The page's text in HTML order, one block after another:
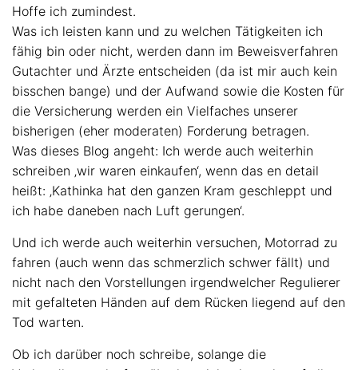
Hoffe ich zumindest.
Was ich leisten kann und zu welchen Tätigkeiten ich
fähig bin oder nicht, werden dann im Beweisverfahren
Gutachter und Ärzte entscheiden (da ist mir auch kein
bisschen bange) und der Aufwand sowie die Kosten für
die Versicherung werden ein Vielfaches unserer
bisherigen (eher moderaten) Forderung betragen.
Was dieses Blog angeht: Ich werde auch weiterhin
schreiben ‚wir waren einkaufen‘, wenn das en detail
heißt: ‚Kathinka hat den ganzen Kram geschleppt und
ich habe daneben nach Luft gerungen‘.
Und ich werde auch weiterhin versuchen, Motorrad zu
fahren (auch wenn das schmerzlich schwer fällt) und
nicht nach den Vorstellungen irgendwelcher Regulierer
mit gefalteten Händen auf dem Rücken liegend auf den
Tod warten.
Ob ich darüber noch schreibe, solange die